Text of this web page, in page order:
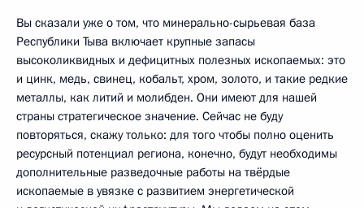
Вы сказали уже о том, что минерально-сырьевая база
Республики Тыва включает крупные запасы
высоколиквидных и дефицитных полезных ископаемых: это
и цинк, медь, свинец, кобальт, хром, золото, и такие редкие
металлы, как литий и молибден. Они имеют для нашей
страны стратегическое значение. Сейчас не буду
повторяться, скажу только: для того чтобы полно оценить
ресурсный потенциал региона, конечно, будут необходимы
дополнительные разведочные работы на твёрдые
ископаемые в увязке с развитием энергетической